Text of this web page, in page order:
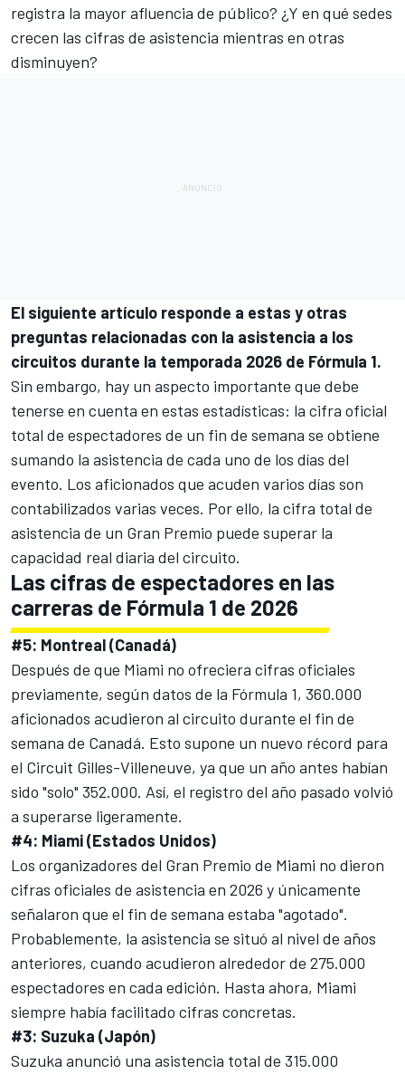
registra la mayor afluencia de público? ¿Y en qué sedes
crecen las cifras de asistencia mientras en otras
disminuyen?
El siguiente artículo responde a estas y otras
preguntas relacionadas con la asistencia a los
circuitos durante la temporada 2026 de Fórmula 1.
Sin embargo, hay un aspecto importante que debe
tenerse en cuenta en estas estadísticas: la cifra oficial
total de espectadores de un fin de semana se obtiene
sumando la asistencia de cada uno de los días del
evento. Los aficionados que acuden varios días son
contabilizados varias veces. Por ello, la cifra total de
asistencia de un Gran Premio puede superar la
capacidad real diaria del circuito.
Las cifras de espectadores en las
carreras de Fórmula 1 de 2026
#5: Montreal (Canadá)
Después de que Miami no ofreciera cifras oficiales
previamente, según datos de la Fórmula 1, 360.000
aficionados acudieron al circuito durante el fin de
semana de Canadá. Esto supone un nuevo récord para
el Circuit Gilles-Villeneuve, ya que un año antes habían
sido "solo" 352.000. Así, el registro del año pasado volvió
a superarse ligeramente.
#4: Miami (Estados Unidos)
Los organizadores del Gran Premio de Miami no dieron
cifras oficiales de asistencia en 2026 y únicamente
señalaron que el fin de semana estaba "agotado".
Probablemente, la asistencia se situó al nivel de años
anteriores, cuando acudieron alrededor de 275.000
espectadores en cada edición. Hasta ahora, Miami
siempre había facilitado cifras concretas.
#3: Suzuka (Japón)
Suzuka anunció una asistencia total de 315.000